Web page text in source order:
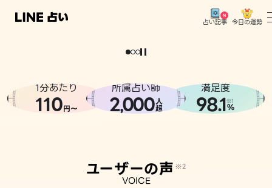
占い記事 今日の運勢
相談事例
どうせなら
。
1分あたり
110円〜
所属占い師
2,000人
超
満足度
98.1※1
%
ユーザーの声 ※2
VOICE